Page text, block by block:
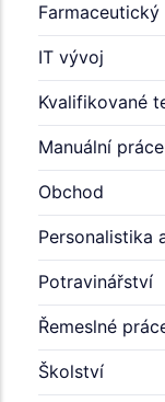
IT vývoj
Kvalifikované
Manuální práce
Obchod
Personalistika
Potravinářství
Řemeslné
Školství